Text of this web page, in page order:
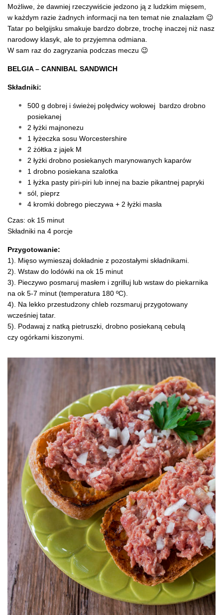
Możliwe, że dawniej rzeczywiście jedzono ją z ludzkim mięsem,
w każdym razie żadnych informacji na ten temat nie znalazłam 😉
Tatar po belgijsku smakuje bardzo dobrze, trochę inaczej niż nasz
narodowy klasyk, ale to przyjemna odmiana.
W sam raz do zagryzania podczas meczu 😉
BELGIA – CANNIBAL SANDWICH
Składniki:
500 g dobrej i świeżej polędwicy wołowej bardzo drobno
posiekanej
2 łyżki majnonezu
1 łyżeczka sosu Worcestershire
2 żółtka z jajek M
2 łyżki drobno posiekanych marynowanych kaparów
1 drobno posiekana szalotka
1 łyżka pasty piri-piri lub innej na bazie pikantnej papryki
sól, pieprz
4 kromki dobrego pieczywa + 2 łyżki masła
Czas: ok 15 minut
Składniki na 4 porcje
Przygotowanie:
1). Mięso wymieszaj dokładnie z pozostałymi składnikami.
2). Wstaw do lodówki na ok 15 minut
3). Pieczywo posmaruj masłem i zgrilluj lub wstaw do piekarnika
na ok 5-7 minut (temperatura 180 ºC).
4). Na lekko przestudzony chleb rozsmaruj przygotowany
wcześniej tatar.
5). Podawaj z natką pietruszki, drobno posiekaną cebulą
czy ogórkami kiszonymi.